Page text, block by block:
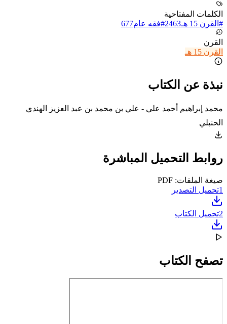
الكلمات المفتاحية
# القرن 15 هـ 2463
#فقه عام677
القرن
القرن 15 هـ
نبذة عن الكتاب
محمد إبراهيم أحمد علي - علي بن محمد بن عبد العزيز الهندي
الحنبلي
روابط التحميل المباشرة
صيغة الملفات: PDF
1تحميل التصدير
2تحميل الكتاب
تصفح الكتاب